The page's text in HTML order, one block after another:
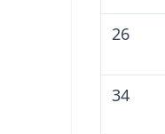
26
34